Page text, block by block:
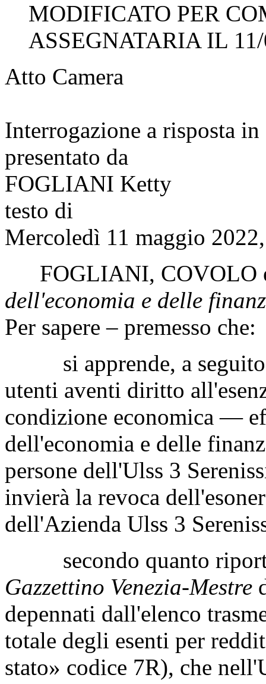
MODIFICATO PER
ASSEGNATARIA IL
Atto Camera
Interrogazione a risposta
presentato da
FOGLIANI Ketty
testo di
Mercoledì 11 maggio
FOGLIANI, COVOLO
dell'economia e delle
Per sapere – premesso che:
si apprende, a seguito
utenti aventi diritto
condizione economica —
dell'economia e delle
persone dell'Ulss 3
invierà la revoca
dell'Azienda Ulss 3
secondo quanto
Gazzettino Venezia-Mestre
depennati dall'elenco
totale degli esenti per
stato» codice 7R), che